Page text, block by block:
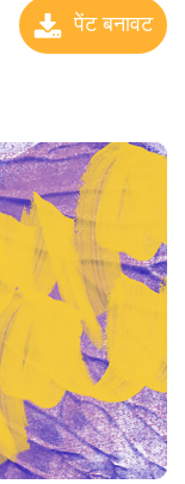
पेंट बनावट